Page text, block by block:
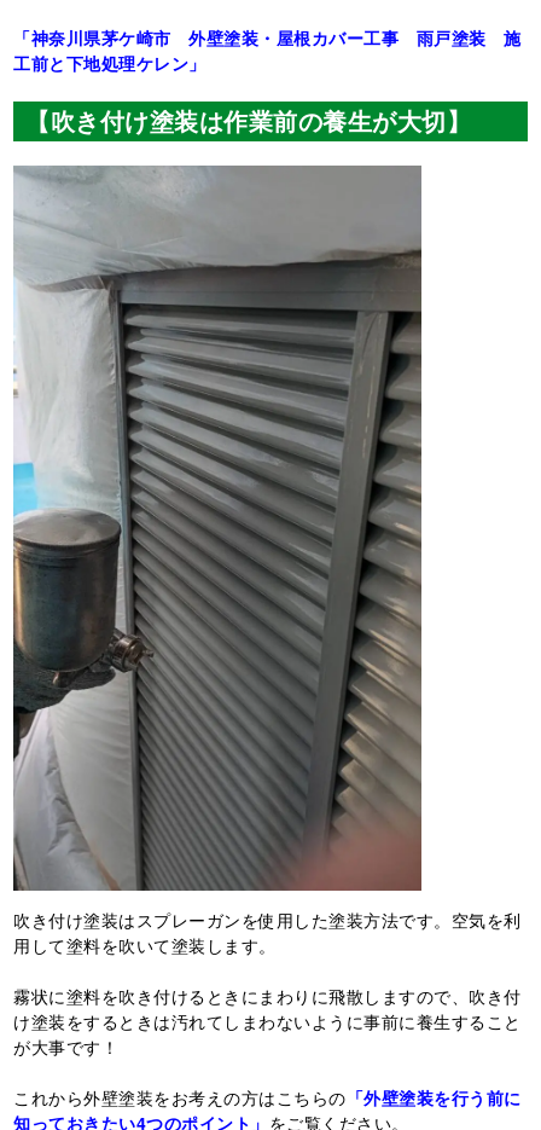
「神奈川県茅ケ崎市 外壁塗装・屋根カバー工事 雨戸塗装 施
工前と下地処理ケレン」
【吹き付け塗装は作業前の養生が大切】
吹き付け塗装はスプレーガンを使用した塗装方法です。空気を利
用して塗料を吹いて塗装します。
霧状に塗料を吹き付けるときにまわりに飛散しますので、吹き付
け塗装をするときは汚れてしまわないように事前に養生すること
が大事です！
これから外壁塗装をお考えの方はこちらの 「外壁塗装を行う前に
知っておきたい4つのポイント」 をご覧ください。